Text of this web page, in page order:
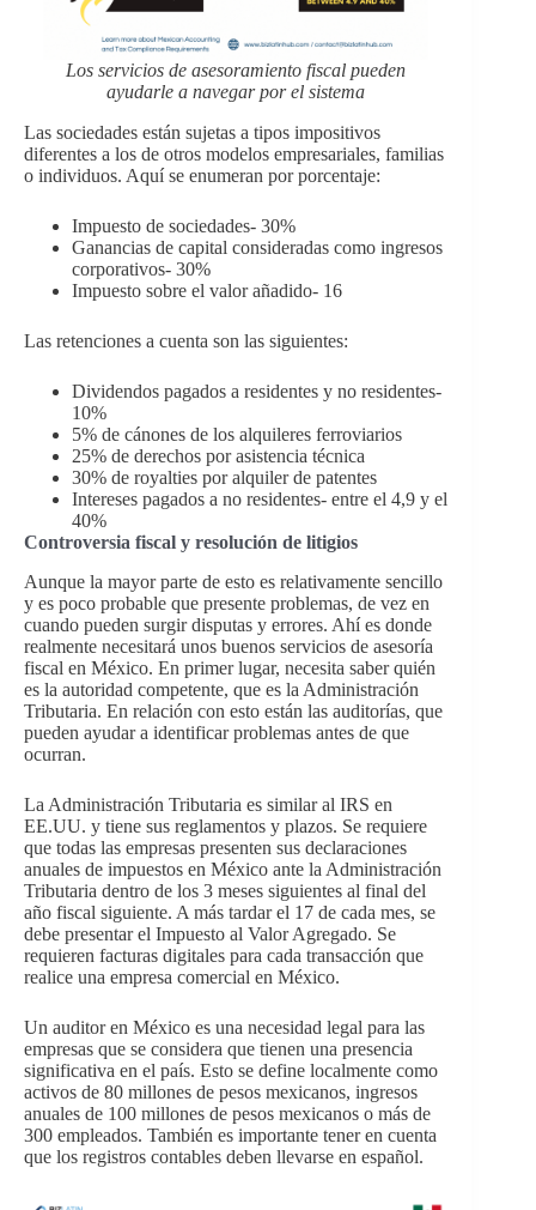
Los servicios de asesoramiento fiscal pueden
ayudarle a navegar por el sistema
Las sociedades están sujetas a tipos impositivos
diferentes a los de otros modelos empresariales, familias
o individuos. Aquí se enumeran por porcentaje:
Impuesto de sociedades- 30%
Ganancias de capital consideradas como ingresos
corporativos- 30%
Impuesto sobre el valor añadido- 16
Las retenciones a cuenta son las siguientes:
Dividendos pagados a residentes y no residentes-
10%
5% de cánones de los alquileres ferroviarios
25% de derechos por asistencia técnica
30% de royalties por alquiler de patentes
Intereses pagados a no residentes- entre el 4,9 y el
40%
Controversia fiscal y resolución de litigios
Aunque la mayor parte de esto es relativamente sencillo
y es poco probable que presente problemas, de vez en
cuando pueden surgir disputas y errores. Ahí es donde
realmente necesitará unos buenos servicios de asesoría
fiscal en México. En primer lugar, necesita saber quién
es la autoridad competente, que es la Administración
Tributaria. En relación con esto están las auditorías, que
pueden ayudar a identificar problemas antes de que
ocurran.
La Administración Tributaria es similar al IRS en
EE.UU. y tiene sus reglamentos y plazos. Se requiere
que todas las empresas presenten sus declaraciones
anuales de impuestos en México ante la Administración
Tributaria dentro de los 3 meses siguientes al final del
año fiscal siguiente. A más tardar el 17 de cada mes, se
debe presentar el Impuesto al Valor Agregado. Se
requieren facturas digitales para cada transacción que
realice una empresa comercial en México.
Un auditor en México es una necesidad legal para las
empresas que se considera que tienen una presencia
significativa en el país. Esto se define localmente como
activos de 80 millones de pesos mexicanos, ingresos
anuales de 100 millones de pesos mexicanos o más de
300 empleados. También es importante tener en cuenta
que los registros contables deben llevarse en español.